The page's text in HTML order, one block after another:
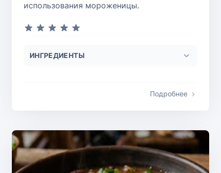
использования мороженицы.
ИНГРЕДИЕНТЫ
Подробнее